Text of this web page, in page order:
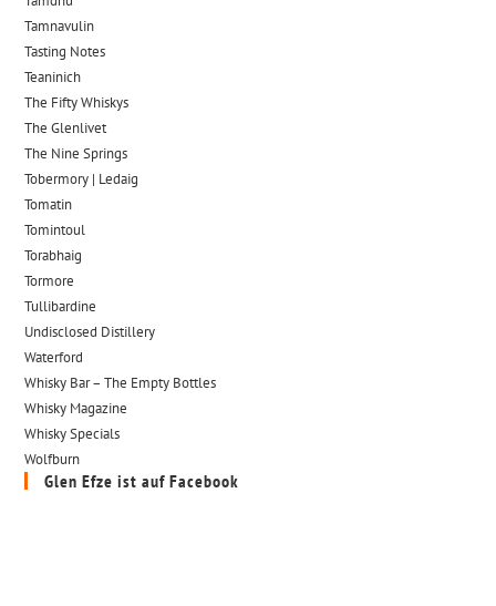
Tamnavulin
Tasting Notes
Teaninich
The Fifty Whiskys
The Glenlivet
The Nine Springs
Tobermory | Ledaig
Tomatin
Tomintoul
Torabhaig
Tormore
Tullibardine
Undisclosed Distillery
Waterford
Whisky Bar – The Empty Bottles
Whisky Magazine
Whisky Specials
Wolfburn
Glen Efze ist auf Facebook